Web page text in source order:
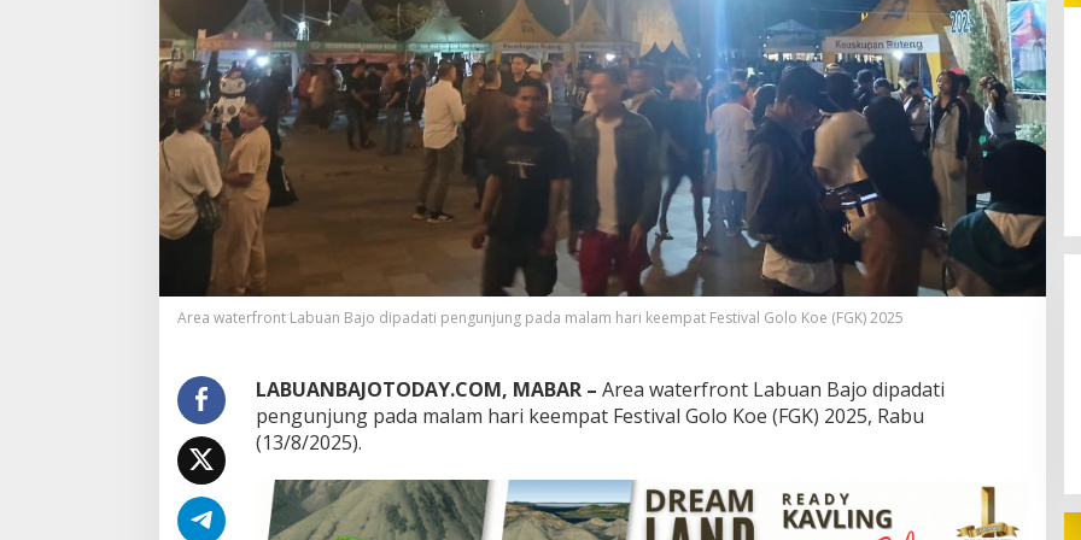
Area waterfront Labuan Bajo dipadati pengunjung pada malam hari keempat Festival Golo Koe (FGK) 2025
LABUANBAJOTODAY.COM, MABAR – Area waterfront Labuan Bajo dipadati
pengunjung pada malam hari keempat Festival Golo Koe (FGK) 2025, Rabu
(13/8/2025).
Pilkades Siru 2026: Adat dan
Persaudaraan Jadi Pesan di
Tengah Kontestasi